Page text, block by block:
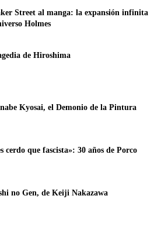
Street al manga: la expansión infinita
Holmes
de Hiroshima
Kyosai, el Demonio de la Pintura
cerdo que fascista»: 30 años de Porco
no Gen, de Keiji Nakazawa